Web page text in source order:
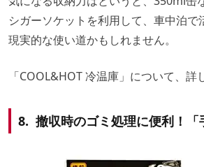
シガーソケットを利用して、車中泊で
現実的な使い道かもしれません。
「COOL&HOT 冷温庫」について、詳
8. 撤収時のゴミ処理に便利！「